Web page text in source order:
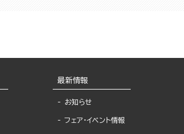
最新情報
お知らせ
フェア・イベント情報